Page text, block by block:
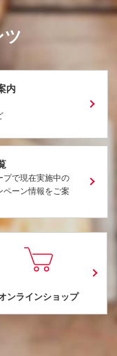
ツ
内
プで現在実施中の
ペーン情報をご案
ンラインショップ